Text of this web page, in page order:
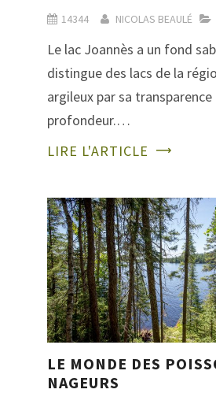
14344 NICOLAS BEAULÉ
Le lac Joannès a un fond
distingue des lacs de la
argileux par sa
profondeur.…
LIRE L'ARTICLE
LE MONDE DES
NAGEURS